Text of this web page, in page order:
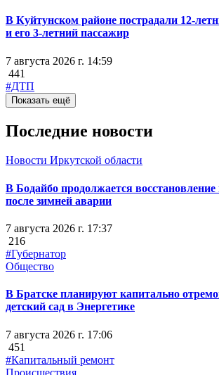
В Куйтунском районе пострадали 12-
и его 3-летний пассажир
7 августа 2026 г. 14:59
441
#ДТП
Показать ещё
Последние новости
Новости Иркутской области
В Бодайбо продолжается
после зимней аварии
7 августа 2026 г. 17:37
216
#Губернатор
Общество
В Братске планируют капитально
детский сад в Энергетике
7 августа 2026 г. 17:06
451
#Капитальный ремонт
Происшествия